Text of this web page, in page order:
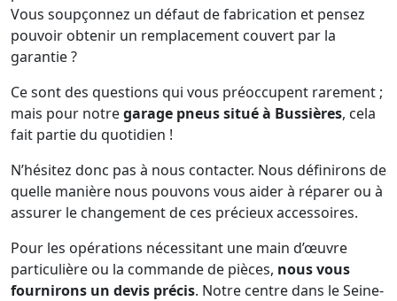
Vous soupçonnez un défaut de fabrication et pensez
pouvoir obtenir un remplacement couvert par la
garantie ?
Ce sont des questions qui vous préoccupent rarement ;
mais pour notregarage pneus situé à Bussières, cela
fait partie du quotidien !
N’hésitez donc pas à nous contacter. Nous définirons de
quelle manière nous pouvons vous aider à réparer ou à
assurer le changement de ces précieux accessoires.
Pour les opérations nécessitant une main d’œuvre
particulière ou la commande de pièces, nous vous
fournirons un devis précis. Notre centre dans le Seine-